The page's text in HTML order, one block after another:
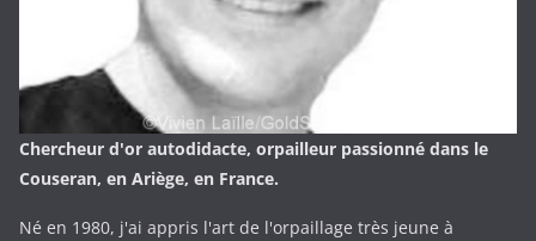
Chercheur d'or autodidacte, orpailleur passionné dans le
Couseran, en Ariège, en France.
Né en 1980, j'ai appris l'art de l'orpaillage très jeune à